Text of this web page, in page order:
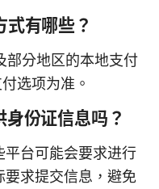
有哪些？
部分地区的本地支付
选项为准。
份证信息吗？
平台可能会要求进行
要求提交信息，避免